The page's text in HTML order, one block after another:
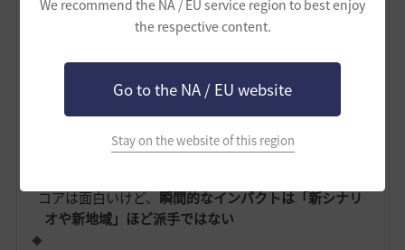
We recommend the NA / EU service region to best enjoy
the respective content.
Go to the NA / EU website
Stay on the website of this region
新マップ／グラフィック→ 視覚的な刺激で注目度アッ
新システム（例：ペット／成長要素など）
イや収集欲を刺激
一方、あなたの提案は既存世界に新たなリンクや探索体
験を追加するシステム的アップデートです。
コアは面白いけど、瞬間的なインパクトは「新シナリ
オや新地域」ほど派手ではない